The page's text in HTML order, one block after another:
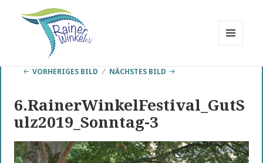
Rainer Winkel
VORHERIGES BILD NÄCHSTES BILD
6.RainerWinkelFestival_GutS
ulz2019_Sonntag-3